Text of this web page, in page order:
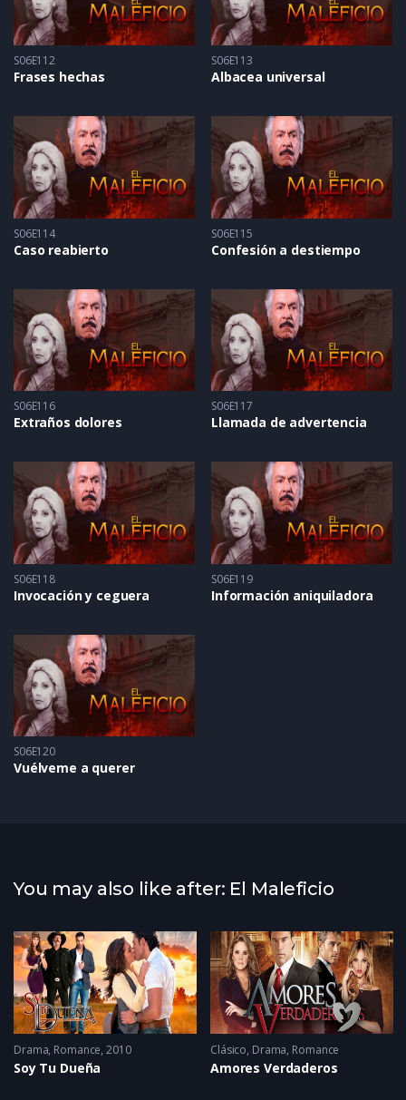
S06E112
Frases hechas
S06E113
Albacea universal
S06E114
Caso reabierto
S06E115
Confesión a destiempo
S06E116
Extraños dolores
S06E117
Llamada de advertencia
S06E118
Invocación y ceguera
S06E119
Información aniquiladora
S06E120
Vuélveme a querer
You may also like after: El Maleficio
2005 - 2005
Drama, Romance 2010
Soy Tu Dueña
Clásico, Drama, Romance
Amores Verdaderos